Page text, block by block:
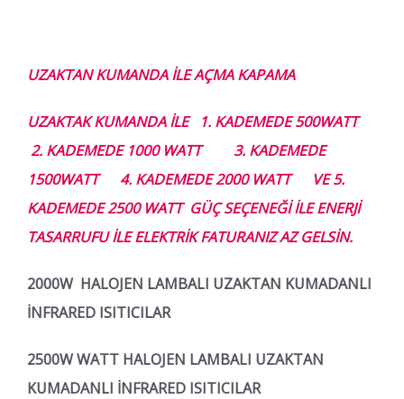
UZAKTAN KUMANDA İLE AÇMA KAPAMA
UZAKTAK KUMANDA İLE 1. KADEMEDE 500WATT
2. KADEMEDE 1000 WATT 3. KADEMEDE
1500WATT 4. KADEMEDE 2000 WATT VE 5.
KADEMEDE 2500 WATT GÜÇ SEÇENEĞİ İLE ENERJİ
TASARRUFU İLE ELEKTRİK FATURANIZ AZ GELSİN.
2000W HALOJEN LAMBALI UZAKTAN KUMADANLI
İNFRARED ISITICILAR
2500W WATT HALOJEN LAMBALI UZAKTAN
KUMADANLI İNFRARED ISITICILAR